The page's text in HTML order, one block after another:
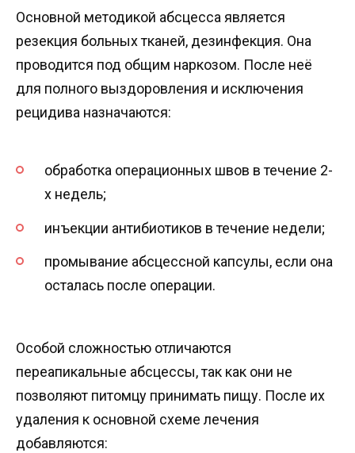
Основной методикой абсцесса является
резекция больных тканей, дезинфекция. Она
проводится под общим наркозом. После неё
для полного выздоровления и исключения
рецидива назначаются:
обработка операционных швов в течение 2-
х недель;
инъекции антибиотиков в течение недели;
промывание абсцессной капсулы, если она
осталась после операции.
Особой сложностью отличаются
переапикальные абсцессы, так как они не
позволяют питомцу принимать пищу. После их
удаления к основной схеме лечения
добавляются: